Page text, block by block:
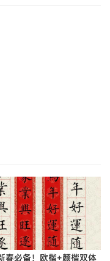
春必备！欧楷+颜楷双体